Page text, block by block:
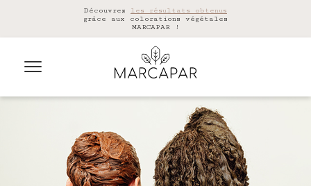
Découvrez les résultats obtenus
grâce aux colorations végétales
MARCAPAR !